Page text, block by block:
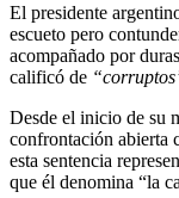
El presidente
escueto pero
acompañado por
calificó de
Desde el inicio de su
confrontación abierta
esta sentencia
que él denomina “la